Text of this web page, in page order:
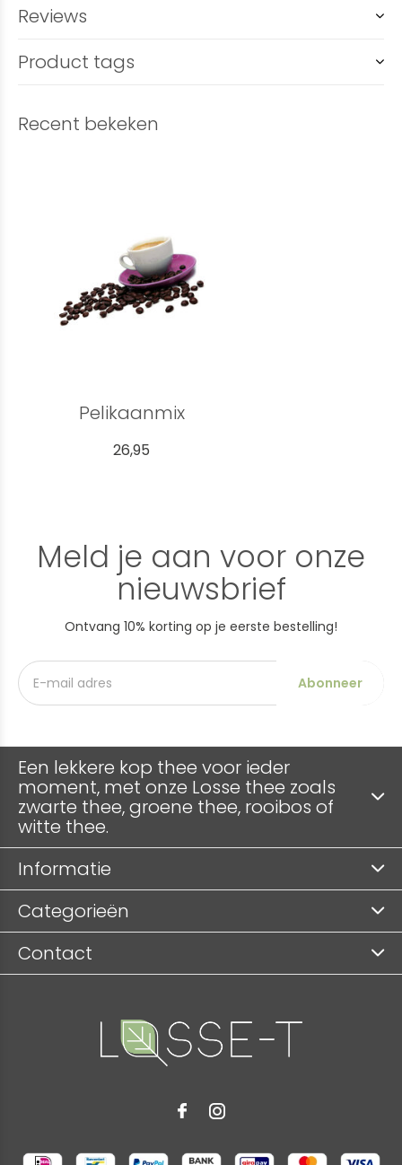
Reviews
Product tags
Recent bekeken
Pelikaanmix
26,95
Meld je aan voor onze
nieuwsbrief
Ontvang 10% korting op je eerste bestelling!
Abonneer
Een lekkere kop thee voor ieder
moment, met onze Losse thee zoals
zwarte thee, groene thee, rooibos of
witte thee.
Informatie
Categorieën
Contact